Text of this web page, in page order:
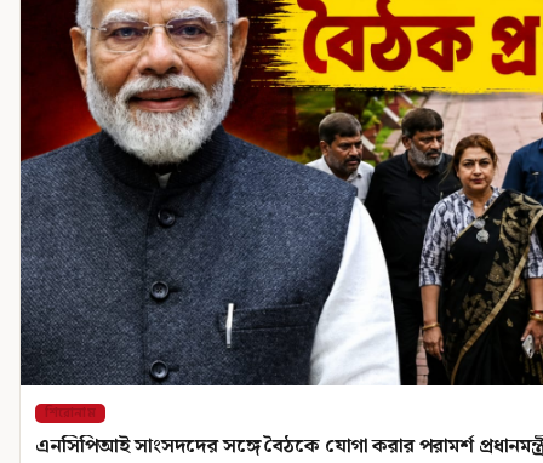
শিরোনাম
এনসিপিআই সাংসদদের সঙ্গে বৈঠকে যোগা করার পরামর্শ